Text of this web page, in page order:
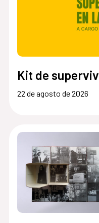
Kit de
22 de agosto de 2026